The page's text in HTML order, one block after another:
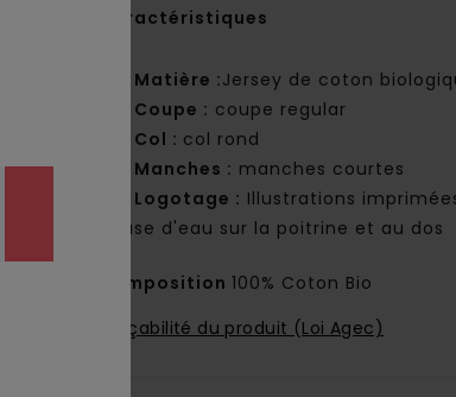
Caractéristiques
Matière :Jersey de coton
Coupe : coupe regular
Col : col rond
Manches : manches courtes
Logotage : Illustrations
base d'eau sur la poitrine et au dos
Composition100% Coton Bio
Traçabilité du produit (Loi Agec)